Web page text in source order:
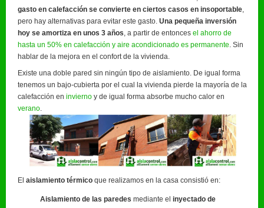
gasto en calefacción se convierte en ciertos casos en insoportable,
pero hay alternativas para evitar este gasto. Una pequeña inversión
hoy se amortiza en unos 3 años, a partir de entonces el ahorro de
hasta un 50% en calefacción y aire acondicionado es permanente. Sin
hablar de la mejora en el confort de la vivienda.
Existe una doble pared sin ningún tipo de aislamiento. De igual forma
tenemos un bajo-cubierta por el cual la vivienda pierde la mayoría de la
calefacción en invierno y de igual forma absorbe mucho calor en
verano.
El aislamiento térmico que realizamos en la casa consistió en:
Aislamiento de las paredes mediante el inyectado de